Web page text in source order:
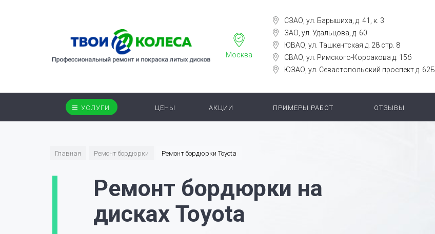
Москва
СЗАО, ул. Барышиха, д. 41, к. 3
ЗАО, ул. Удальцова, д. 60
ЮВАО, ул. Ташкентская д. 28 стр. 8
СВАО, ул. Римского-Корсакова д. 15б
ЮЗАО, ул. Севастопольский проспект д. 62Б
УСЛУГИ ЦЕНЫ АКЦИИ ПРИМЕРЫ РАБОТ ОТЗЫВЫ
Главная Ремонт бордюрки Ремонт бордюрки Toyota
Ремонт бордюрки на
дисках Toyota